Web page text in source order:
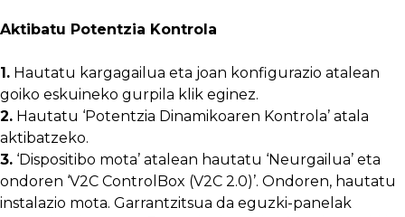
Aktibatu Potentzia Kontrola
1. Hautatu kargagailua eta joan konfigurazio atalean
goiko eskuineko gurpila klik eginez.
2. Hautatu ‘Potentzia Dinamikoaren Kontrola’ atala
aktibatzeko.
3. ‘Dispositibo mota’ atalean hautatu ‘Neurgailua’ eta
ondoren ‘V2C ControlBox (V2C 2.0)’. Ondoren, hautatu
instalazio mota. Garrantzitsua da eguzki-panelak